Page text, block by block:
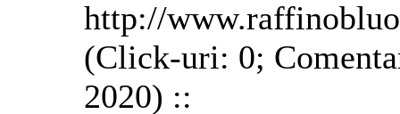
http://
(Click-uri: 0;
2020) ::